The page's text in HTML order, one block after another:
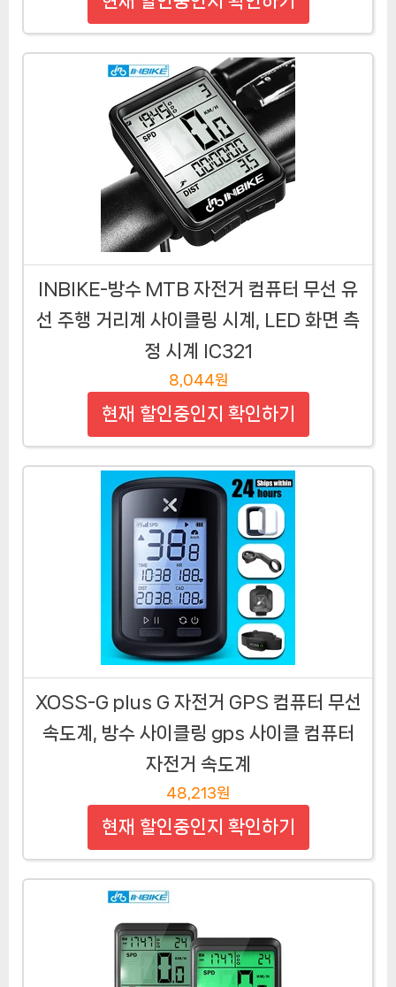
INBIKE-방수 MTB 자전거 컴퓨터 무선 유
선 주행 거리계 사이클링 시계, LED 화면 측
정 시계 IC321
8,044원
현재 할인중인지 확인하기
XOSS-G plus G 자전거 GPS 컴퓨터 무선
속도계, 방수 사이클링 gps 사이클 컴퓨터
자전거 속도계
48,213원
현재 할인중인지 확인하기